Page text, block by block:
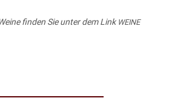
fin­den Sie unter dem Link WEINE